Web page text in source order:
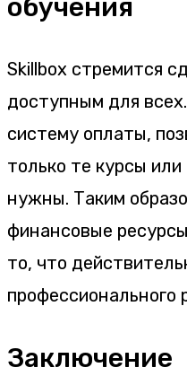
обучения
Skillbox стремится
доступным для
систему оплаты,
только те курсы
нужны. Таким
финансовые
то, что
профессионального
Заключение